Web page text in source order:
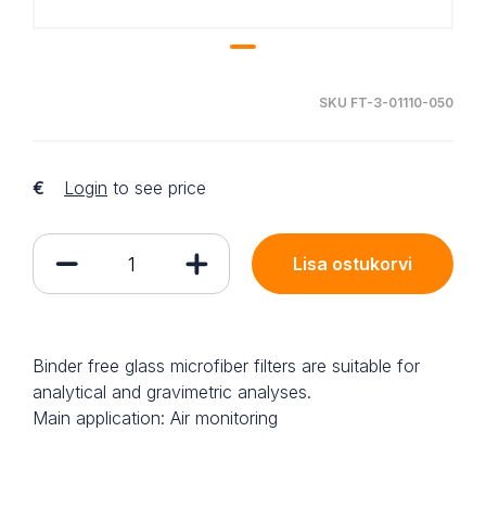
SKU FT-3-01110-050
€ Login to see price
Lisa ostukorvi
Binder free glass microfiber filters are suitable for
analytical and gravimetric analyses.